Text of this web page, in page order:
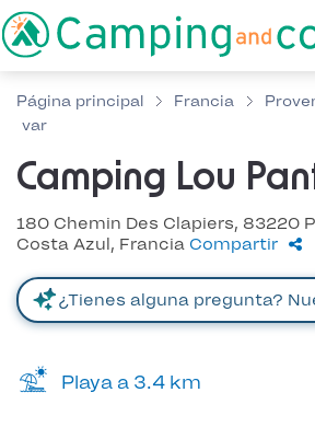
Página principal Francia
var
Camping Lou
180 Chemin Des Clapiers, 83220
Costa Azul, Francia Compartir
Playa a 3.4 km